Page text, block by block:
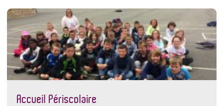
Accueil Périscolaire